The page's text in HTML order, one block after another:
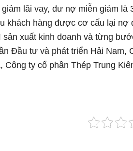
lãi vay, dư nợ miễn giảm là
khách hàng được cơ cấu lại
xuất kinh doanh và từng
Đầu tư và phát triển Hải Nam,
Công ty cổ phần Thép Trung